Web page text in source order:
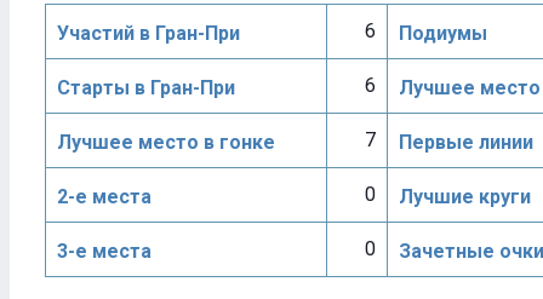
Участий в Гран-При 6 Подиумы
Старты в Гран-При 6 Лучшее место
Лучшее место в гонке 7 Первые линии
2-е места 0 Лучшие круги
3-е места 0 Зачетные очки